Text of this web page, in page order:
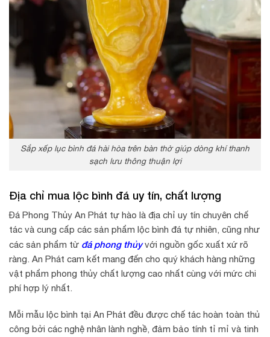
Sắp xếp lục bình đá hài hòa trên bàn thờ giúp dòng khí thanh
sạch lưu thông thuận lợi
Địa chỉ mua lộc bình đá uy tín, chất lượng
Đá Phong Thủy An Phát tự hào là địa chỉ uy tín chuyên chế
tác và cung cấp các sản phẩm lộc bình đá tự nhiên, cũng như
các sản phẩm từ đá phong thủyvới nguồn gốc xuất xứ rõ
ràng. An Phát cam kết mang đến cho quý khách hàng những
vật phẩm phong thủy chất lượng cao nhất cùng với mức chi
phí hợp lý nhất.
Mỗi mẫu lộc bình tại An Phát đều được chế tác hoàn toàn thủ
công bởi các nghệ nhân lành nghề, đảm bảo tính tỉ mỉ và tinh